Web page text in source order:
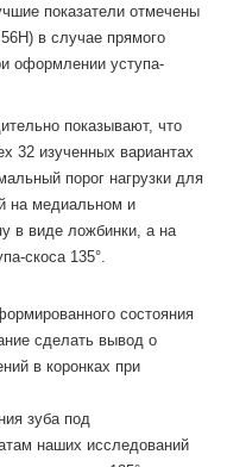
показатели отмечены
в случае прямого
оформлении уступа-
показывают, что
32 изученных вариантах
порог нагрузки для
на медиальном и
в виде ложбинки, а на
скоса 135°.
состояния
сделать вывод о
в коронках при
зуба под
наших исследований